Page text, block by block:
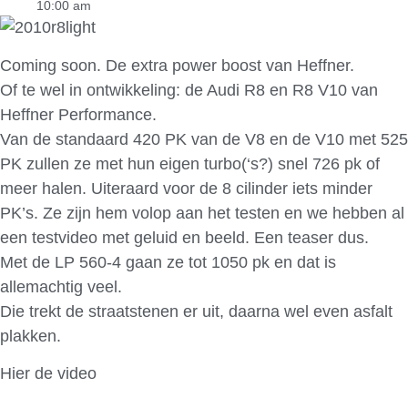
10:00 am
Coming soon. De extra power boost van Heffner.
Of te wel in ontwikkeling: de Audi R8 en R8 V10 van
Heffner Performance.
Van de standaard 420 PK van de V8 en de V10 met 525
PK zullen ze met hun eigen turbo(‘s?) snel 726 pk of
meer halen. Uiteraard voor de 8 cilinder iets minder
PK’s. Ze zijn hem volop aan het testen en we hebben al
een testvideo met geluid en beeld. Een teaser dus.
Met de LP 560-4 gaan ze tot 1050 pk en dat is
allemachtig veel.
Die trekt de straatstenen er uit, daarna wel even asfalt
plakken.
Hier de video